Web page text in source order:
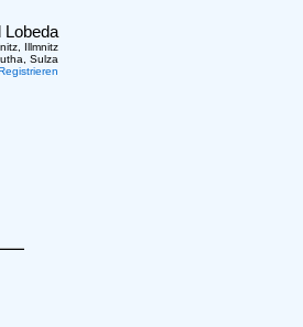
Lobeda
Illmnitz
Sulza